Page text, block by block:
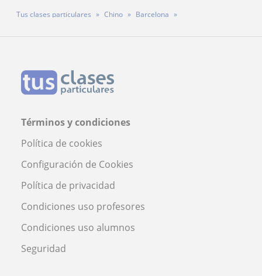
Tus clases particulares Chino
Barcelona
Términos y condiciones
Política de cookies
Configuración de Cookies
Política de privacidad
Condiciones uso profesores
Condiciones uso alumnos
Seguridad